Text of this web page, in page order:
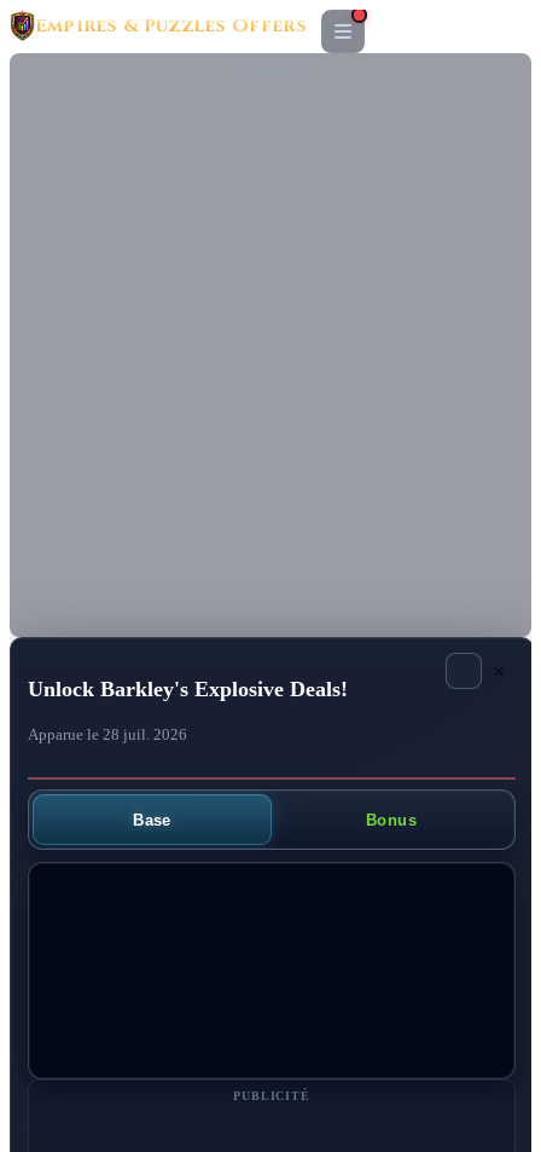
Empires & Puzzles Offers
Unlock Barkley's Explosive Deals!
Apparue le 28 juil. 2026
×
Base Bonus
PUBLICITÉ